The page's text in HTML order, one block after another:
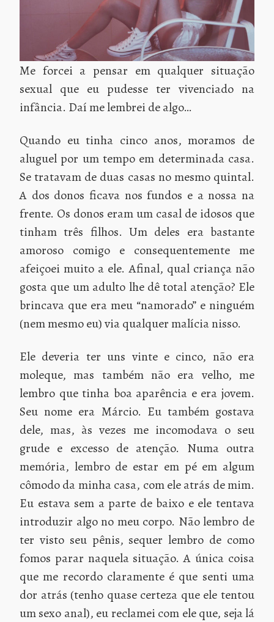
Me forcei a pensar em qualquer situação
sexual que eu pudesse ter vivenciado na
infância. Daí me lembrei de algo…
Quando eu tinha cinco anos, moramos de
aluguel por um tempo em determinada casa.
Se tratavam de duas casas no mesmo quintal.
A dos donos ficava nos fundos e a nossa na
frente. Os donos eram um casal de idosos que
tinham três filhos. Um deles era bastante
amoroso comigo e consequentemente me
afeiçoei muito a ele. Afinal, qual criança não
gosta que um adulto lhe dê total atenção? Ele
brincava que era meu “namorado” e ninguém
(nem mesmo eu) via qualquer malícia nisso.
Ele deveria ter uns vinte e cinco, não era
moleque, mas também não era velho, me
lembro que tinha boa aparência e era jovem.
Seu nome era Márcio. Eu também gostava
dele, mas, às vezes me incomodava o seu
grude e excesso de atenção. Numa outra
memória, lembro de estar em pé em algum
cômodo da minha casa, com ele atrás de mim.
Eu estava sem a parte de baixo e ele tentava
introduzir algo no meu corpo. Não lembro de
ter visto seu pênis, sequer lembro de como
fomos parar naquela situação. A única coisa
que me recordo claramente é que senti uma
dor atrás (tenho quase certeza que ele tentou
um sexo anal), eu reclamei com ele que, seja lá